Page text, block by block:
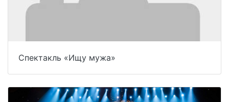
Спектакль «Ищу мужа»